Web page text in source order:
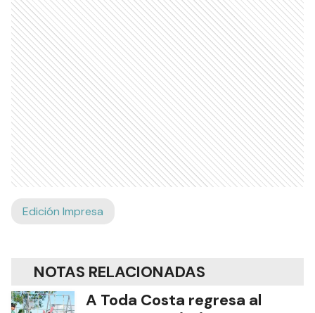
Edición Impresa
NOTAS RELACIONADAS
A Toda Costa regresa al